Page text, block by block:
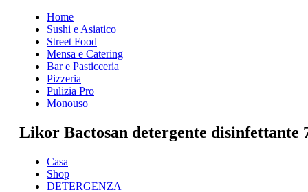
Home
Sushi e Asiatico
Street Food
Mensa e Catering
Bar e Pasticceria
Pizzeria
Pulizia Pro
Monouso
Likor Bactosan detergente disinfettante
Casa
Shop
DETERGENZA